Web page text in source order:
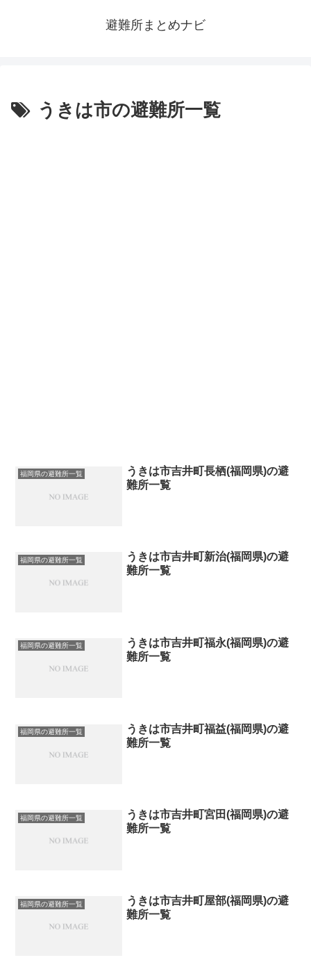
避難所まとめナビ
うきは市の避難所一覧
福岡県の避難所一覧
うきは市吉井町長栖(福岡県)の避
難所一覧
福岡県の避難所一覧
うきは市吉井町新治(福岡県)の避
難所一覧
福岡県の避難所一覧
うきは市吉井町福永(福岡県)の避
難所一覧
福岡県の避難所一覧
うきは市吉井町福益(福岡県)の避
難所一覧
福岡県の避難所一覧
うきは市吉井町宮田(福岡県)の避
難所一覧
福岡県の避難所一覧
うきは市吉井町屋部(福岡県)の避
難所一覧